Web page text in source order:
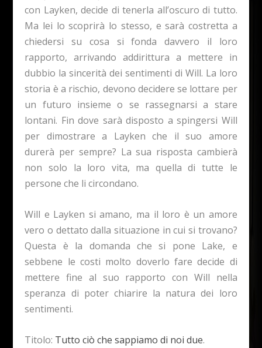
con Layken, decide di tenerla all’oscuro di tutto.
Ma lei lo scoprirà lo stesso, e sarà costretta a
chiedersi su cosa si fonda davvero il loro
rapporto, arrivando addirittura a mettere in
dubbio la sincerità dei sentimenti di Will. La loro
storia è a rischio, devono decidere se lottare per
un futuro insieme o se rassegnarsi a stare
lontani. Fin dove sarà disposto a spingersi Will
per dimostrare a Layken che il suo amore
durerà per sempre? La sua risposta cambierà
non solo la loro vita, ma quella di tutte le
persone che li circondano.
Will e Layken si amano, ma il loro è un amore
vero o dettato dalla situazione in cui si trovano?
Questa è la domanda che si pone Lake, e
sebbene le costi molto doverlo fare decide di
mettere fine al suo rapporto con Will nella
speranza di poter chiarire la natura dei loro
sentimenti.
Titolo: Tutto ciò che sappiamo di noi due.